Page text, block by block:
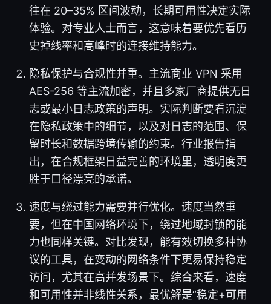
往在 20–35% 区间波动，长期可用性决定实际
体验。对专业人士而言，这意味着要优先看历
史掉线率和高峰时的连接维持能力。
隐私保护与合规性并重。主流商业 VPN 采用
AES-256 等主流加密，并且多家厂商提供无日
志或最小日志政策的声明。实际判断要看沉淀
在隐私政策中的细节，以及对日志的范围、保
留时长和数据跨境传输的约束。行业报告指
出，在合规框架日益完善的环境里，透明度更
胜于口径漂亮的承诺。
速度与绕过能力需要并行优化。速度当然重
要，但在中国网络环境下，绕过地域封锁的能
力也同样关键。对比发现，能有效切换多种协
议的工具，在变动的网络条件下更易保持稳定
访问，尤其在高并发场景下。综合来看，速度
和可用性并非线性关系，最优解是“稳定+可用